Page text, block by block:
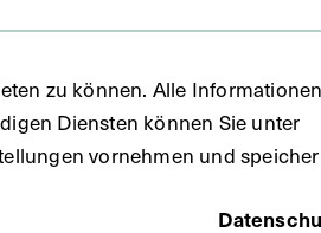
zu können. Alle
Diensten können Sie unter
vornehmen und